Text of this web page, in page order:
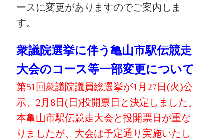
ースに変更がありますのでご案内しま
す。
衆議院選挙に伴う亀山市駅伝競走
大会のコース等一部変更について
第51回衆議院議員総選挙が1月27日(火)公
示、2月8日(日)投開票日と決定しました。
本亀山市駅伝競走大会と投開票日が重な
りましたが、大会は予定通り実施いたし